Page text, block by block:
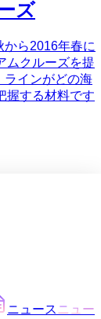
ズ
ら2016年春に
ムクルーズを提
ラインがどの海
握する材料です
ニュース ニュー